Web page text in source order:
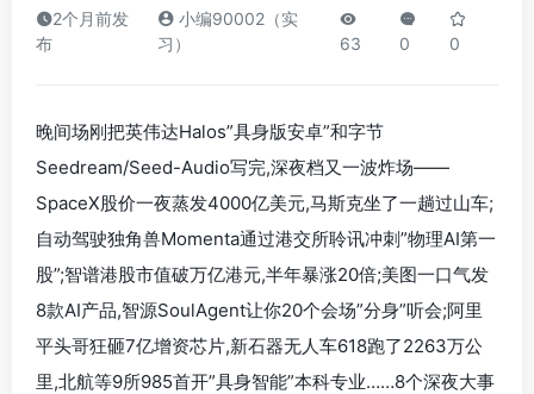
2个月前发
布
小编90002（实
习）
63 0 0
晚间场刚把英伟达Halos”具身版安卓”和字节
Seedream/Seed-Audio写完,深夜档又一波炸场——
SpaceX股价一夜蒸发4000亿美元,马斯克坐了一趟过山车;
自动驾驶独角兽Momenta通过港交所聆讯冲刺”物理AI第一
股”;智谱港股市值破万亿港元,半年暴涨20倍;美图一口气发
8款AI产品,智源SoulAgent让你20个会场”分身”听会;阿里
平头哥狂砸7亿增资芯片,新石器无人车618跑了2263万公
里,北航等9所985首开”具身智能”本科专业……8个深夜大事